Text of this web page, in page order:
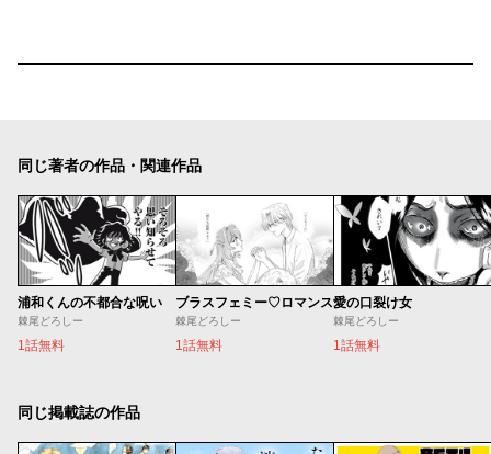
同じ著者の作品・関連作品
浦和くんの不都合な呪い
棘尾どろしー
1話無料
ブラスフェミー♡ロマンス
棘尾どろしー
1話無料
愛の口裂け女
棘尾どろしー
1話無料
同じ掲載誌の作品